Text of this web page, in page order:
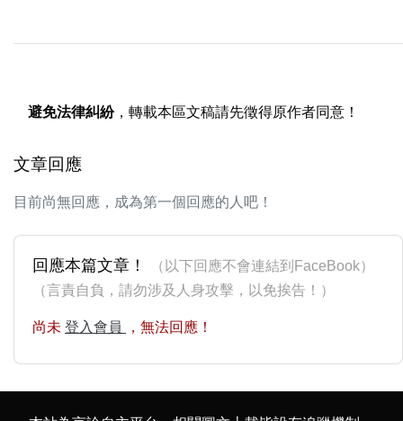
避免法律糾紛，轉載本區文稿請先徵得原作者同意！
文章回應
目前尚無回應，成為第一個回應的人吧！
回應本篇文章！
（以下回應不會連結到FaceBook）
（言責自負，請勿涉及人身攻擊，以免挨告！）
尚未 登入會員 ，無法回應！